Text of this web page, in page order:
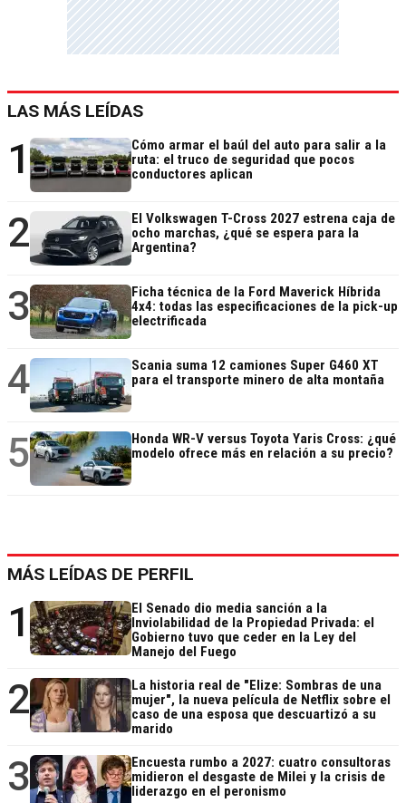
LAS MÁS LEÍDAS
1
Cómo armar el baúl del auto para salir a la
ruta: el truco de seguridad que pocos
conductores aplican
2
El Volkswagen T-Cross 2027 estrena caja de
ocho marchas, ¿qué se espera para la
Argentina?
3
Ficha técnica de la Ford Maverick Híbrida
4x4: todas las especificaciones de la pick-up
electrificada
4
Scania suma 12 camiones Super G460 XT
para el transporte minero de alta montaña
5
Honda WR-V versus Toyota Yaris Cross: ¿qué
modelo ofrece más en relación a su precio?
MÁS LEÍDAS DE PERFIL
1
El Senado dio media sanción a la
Inviolabilidad de la Propiedad Privada: el
Gobierno tuvo que ceder en la Ley del
Manejo del Fuego
2
La historia real de "Elize: Sombras de una
mujer", la nueva película de Netflix sobre el
caso de una esposa que descuartizó a su
marido
3
Encuesta rumbo a 2027: cuatro consultoras
midieron el desgaste de Milei y la crisis de
liderazgo en el peronismo